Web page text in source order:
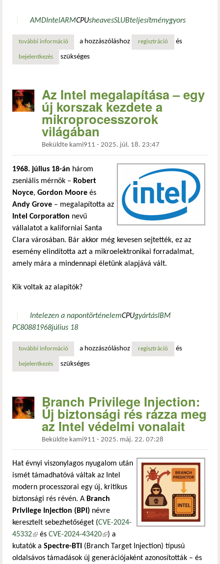
AMDIntelARMCPUsheavesSLUBteljesítménygyors
további információjelentősen gyorsulhat a linux 6.18: sheaves – per-cpu,
a hozzászóláshoz regisztráció és
bejelentkezés szükséges
Az Intel megalapítása – egy
új korszak kezdete a
mikroprocesszorok
világában
Beküldte kami911 - 2025. júl. 18. 23:47
1968. július 18-án három
zseniális mérnök – Robert
Noyce, Gordon Moore és
Andy Grove – megalapította az
Intel Corporation nevű
vállalatot a kaliforniai Santa
Clara városában. Bár akkor még kevesen sejtették, ez az
esemény elindította azt a mikroelektronikai forradalmat,
amely mára a mindennapi életünk alapjává vált.
Kik voltak az alapítók?
Intelezen a napontörténelemCPUgyártásIBM
PC80881968július 18
további információaz intel megalapítása – egy új korszak kezdete a
a hozzászóláshoz regisztráció és
bejelentkezés szükséges
Branch Privilege Injection:
Új biztonsági rés rázza meg
az Intel védelmi vonalait
Beküldte kami911 - 2025. máj. 22. 07:28
Hat évnyi viszonylagos nyugalom után
ismét támadhatóvá váltak az Intel
modern processzorai egy új, kritikus
biztonsági rés révén. A Branch
Privilege Injection (BPI) névre
keresztelt sebezhetőséget (CVE-2024-
45332(külső hivatkozás)
és CVE-2024-43420(külső hivatkozás)
) a
kutatók a Spectre-BTI (Branch Target Injection) típusú
oldalsávos támadások új generációjaként azonosították – és